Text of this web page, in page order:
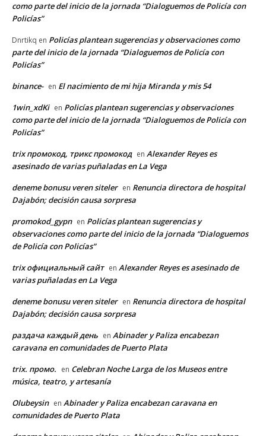
como parte del inicio de la jornada “Dialoguemos de Policía con
Policías”
Dnrtikq en Policías plantean sugerencias y observaciones como
parte del inicio de la jornada “Dialoguemos de Policía con
Policías”
binance- en El nacimiento de mi hija Miranda y mis 54
1win_xdKi en Policías plantean sugerencias y observaciones
como parte del inicio de la jornada “Dialoguemos de Policía con
Policías”
trix промокод, трикс промокод en Alexander Reyes es
asesinado de varias puñaladas en La Vega
deneme bonusu veren siteler en Renuncia directora de hospital
Dajabón; decisión causa sorpresa
promokod_gypn en Policías plantean sugerencias y
observaciones como parte del inicio de la jornada “Dialoguemos
de Policía con Policías”
trix официальный сайт en Alexander Reyes es asesinado de
varias puñaladas en La Vega
deneme bonusu veren siteler en Renuncia directora de hospital
Dajabón; decisión causa sorpresa
раздача каждый день en Abinader y Paliza encabezan
caravana en comunidades de Puerto Plata
trix. промо. en Celebran Noche Larga de los Museos entre
música, teatro, y artesanía
Olubeysin en Abinader y Paliza encabezan caravana en
comunidades de Puerto Plata